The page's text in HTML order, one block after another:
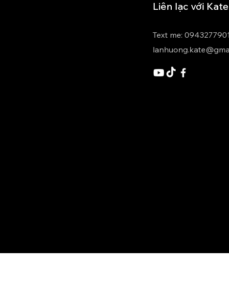
Liên lạc với Kate
Text me: 0943277901